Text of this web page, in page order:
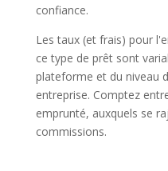
confiance.
Les taux (et frais) pour
ce type de prêt sont
plateforme et du niveau
entreprise. Comptez
emprunté, auxquels se
commissions.